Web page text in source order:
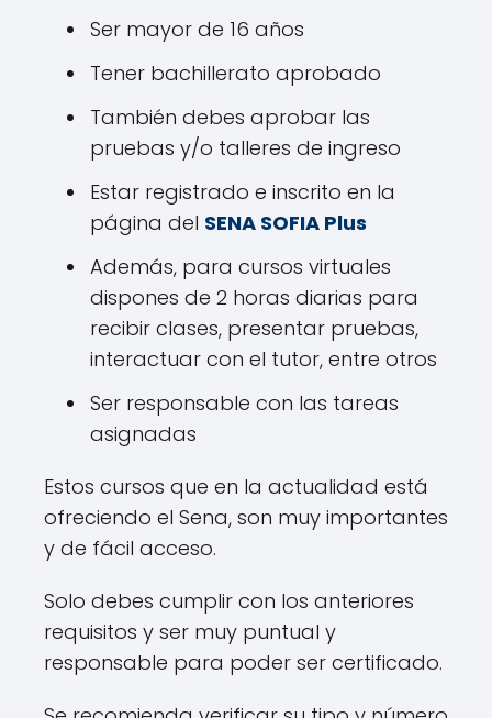
Ser mayor de 16 años
Tener bachillerato aprobado
También debes aprobar las
pruebas y/o talleres de ingreso
Estar registrado e inscrito en la
página del SENA SOFIA Plus
Además, para cursos virtuales
dispones de 2 horas diarias para
recibir clases, presentar pruebas,
interactuar con el tutor, entre otros
Ser responsable con las tareas
asignadas
Estos cursos que en la actualidad está
ofreciendo el Sena, son muy importantes
y de fácil acceso.
Solo debes cumplir con los anteriores
requisitos y ser muy puntual y
responsable para poder ser certificado.